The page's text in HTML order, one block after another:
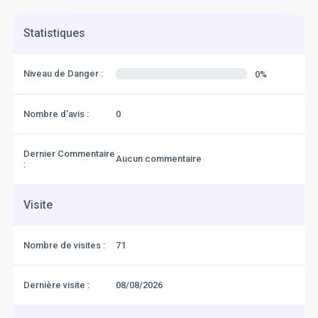
Statistiques
Niveau de Danger : 0%
Nombre d'avis : 0
Dernier Commentaire
:
Aucun commentaire
Visite
Nombre de visites : 71
Dernière visite : 08/08/2026